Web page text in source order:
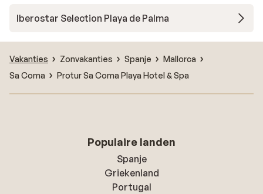
Iberostar Selection Playa de Palma
Vakanties Zonvakanties Spanje
Mallorca
Sa Coma
Protur Sa Coma Playa Hotel & Spa
Populaire landen
Spanje
Griekenland
Portugal